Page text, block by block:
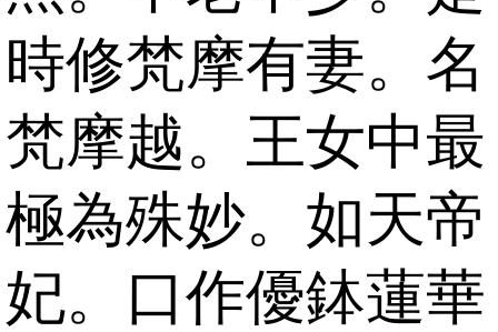
時修梵摩有妻。名
梵摩越。王女中最
極為殊妙。如天帝
妃。口作優鉢蓮華